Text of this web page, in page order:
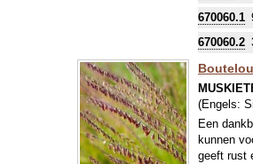
670060.1
670060.2
(Engels:
Een
kunnen
geeft rust